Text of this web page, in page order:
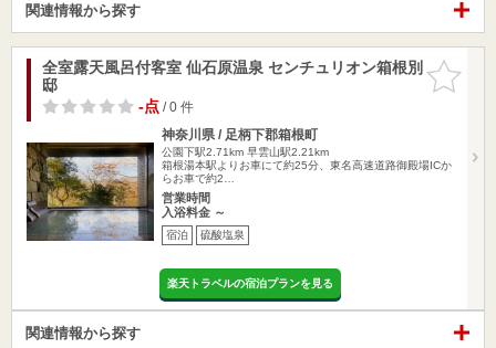
関連情報から探す
お気に入
りに追加
全室露天風呂付客室 仙石原温泉 センチュリオン箱根別
邸
-点/ 0 件
神奈川県 / 足柄下郡箱根町
公園下駅2.71km 早雲山駅2.21km
箱根湯本駅よりお車にて約25分、東名高速道路御殿場ICか
らお車で約2…
営業時間
入浴料金 ～
宿泊 硫酸塩泉
楽天トラベルの宿泊プランを見る
関連情報から探す